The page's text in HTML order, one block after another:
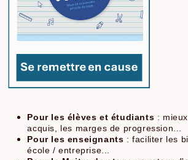
Pour les élèves et étudiants :
acquis, les marges de progression...
Pour les enseignants : faciliter les
école / entreprise...